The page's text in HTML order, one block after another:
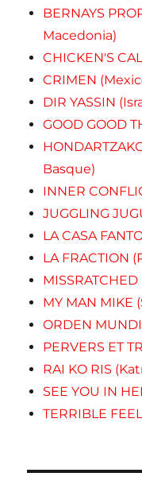
BERNAYS
Macedonia)
CHICKEN'S
CRIMEN
DIR YASSIN
GOOD GOOD
Basque)
INNER
JUGGLING
LA CASA
LA FRACTION
MISSRATCHED
MY MAN MIKE
ORDEN
PERVERS ET
RAI KO RIS
SEE YOU IN
TERRIBLE